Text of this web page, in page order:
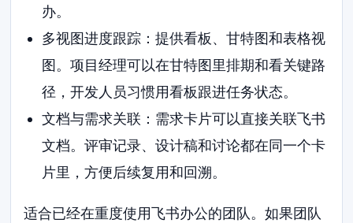
办。
多视图进度跟踪：提供看板、甘特图和表格视
图。项目经理可以在甘特图里排期和看关键路
径，开发人员习惯用看板跟进任务状态。
文档与需求关联：需求卡片可以直接关联飞书
文档。评审记录、设计稿和讨论都在同一个卡
片里，方便后续复用和回溯。
适合已经在重度使用飞书办公的团队。如果团队